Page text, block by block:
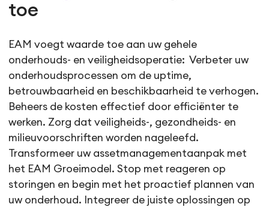
toe
EAM voegt waarde toe aan uw gehele
onderhouds- en veiligheidsoperatie: Verbeter uw
onderhoudsprocessen om de uptime,
betrouwbaarheid en beschikbaarheid te verhogen.
Beheers de kosten effectief door efficiënter te
werken. Zorg dat veiligheids-, gezondheids- en
milieuvoorschriften worden nageleefd.
Transformeer uw assetmanagementaanpak met
het EAM Groeimodel. Stop met reageren op
storingen en begin met het proactief plannen van
uw onderhoud. Integreer de juiste oplossingen op